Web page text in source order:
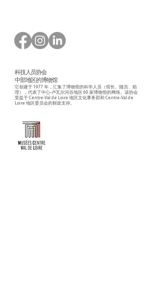
科技人员协会
中部地区的博物馆
它创建于 1977 年，汇集了博物馆的科学人员（馆长、随员、助
理），代表了中心-卢瓦尔河谷地区 60 家博物馆的网络。该协会
受益于 Centre-Val de Loire 地区文化事务部和 Centre-Val de
Loire 地区委员会的财政支持。